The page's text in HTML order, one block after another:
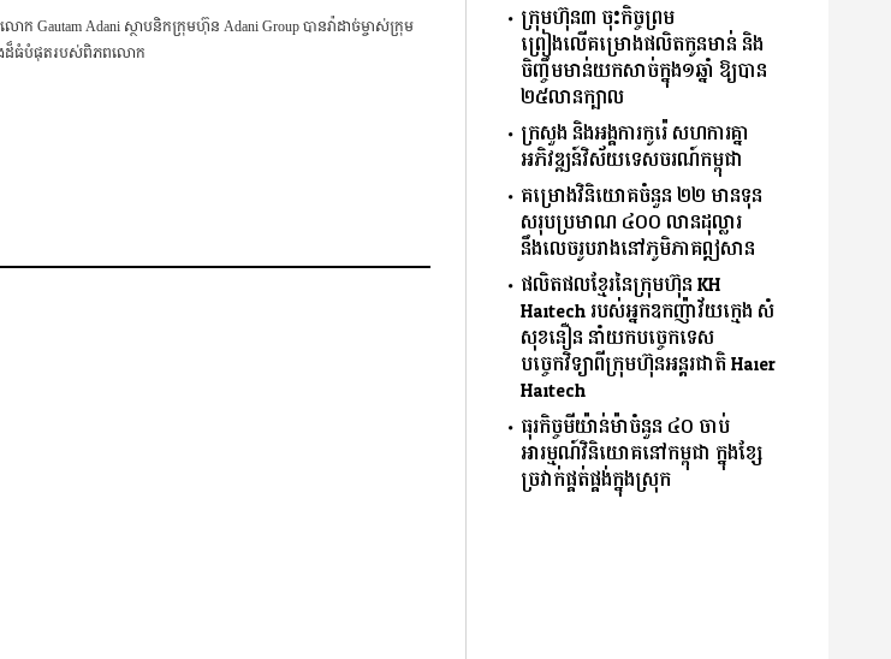
ក Gautam Adani ស្ថាបនិកក្រុមហ៊ុន Adani Group បានវ៉ាដាច់ម្ចាស់ក្រុម
ដ៏ធំបំផុតរបស់ពិភពលោក
ក្រុមហ៊ុន៣ ចុះកិច្ចព្រម
ព្រៀងលើគម្រោងផលិតកូនមាន់ និង
ចិញ្ចឹមមាន់យកសាច់ក្នុង១ឆ្នាំ ឱ្យបាន
២៥លានក្បាល
ក្រសួង និងអង្គការកូរ៉េ សហការគ្នា
អភិវឌ្ឍន៍វិស័យទេសចរណ៍កម្ពុជា
គម្រោងវិនិយោគចំនួន ២២​ មានទុន
សរុបប្រមាណ ៤០០ លានដុល្លារ
នឹងលេចរូបរាងនៅភូមិភាគឦសាន
ផលិតផលខ្មែរនៃក្រុមហ៊ុន KH
Haitech របស់អ្នកឧកញ៉ាវ័យក្មេង សំ
សុខនឿន នាំយកបច្ចេកទេស
បច្ចេកវិទ្យាពីក្រុមហ៊ុនអន្តរជាតិ Haier
Haitech
ធុរកិច្ចមីយ៉ាន់ម៉ាចំនួន ៤០ ចាប់
អារម្មណ៍វិនិយោគនៅកម្ពុជា ក្នុងខ្សែ
ច្រវាក់ផ្គត់ផ្គង់ក្នុងស្រុក